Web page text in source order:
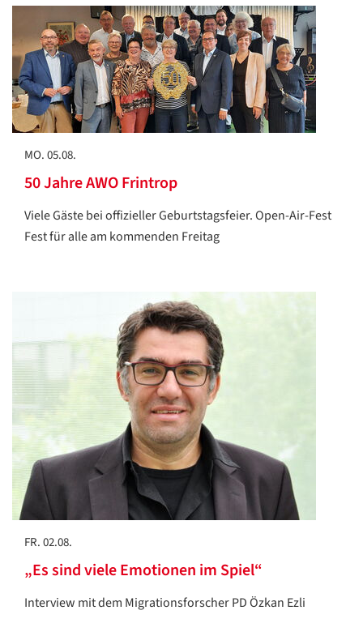
MO. 05.08.
50 Jahre AWO Frintrop
Viele Gäste bei offizieller Geburtstagsfeier. Open-Air-Fest
Fest für alle am kommenden Freitag
FR. 02.08.
„Es sind viele Emotionen im Spiel“
Interview mit dem Migrationsforscher PD Özkan Ezli
ZURÜCK
Datenschutzerklärung
Übersetzen
Translate
ZURÜCK